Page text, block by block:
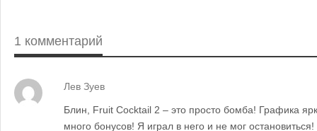
1 комментарий
Лев Зуев
Блин, Fruit Cocktail 2 – это просто бомба! Графика
много бонусов! Я играл в него и не мог